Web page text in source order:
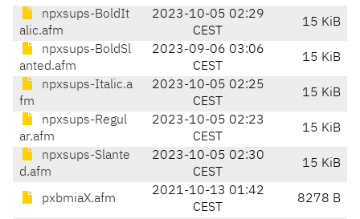
npxsups-BoldIt
alic.afm
2023-10-05 02:29
CEST
15 KiB
npxsups-BoldSl
anted.afm
2023-09-06 03:06
CEST
15 KiB
npxsups-Italic.a
fm
2023-10-05 02:25
CEST
15 KiB
npxsups-Regul
ar.afm
2023-10-05 02:23
CEST
15 KiB
npxsups-Slante
d.afm
2023-10-05 02:30
CEST
15 KiB
pxbmiaX.afm
2021-10-13 01:42
CEST
8278 B